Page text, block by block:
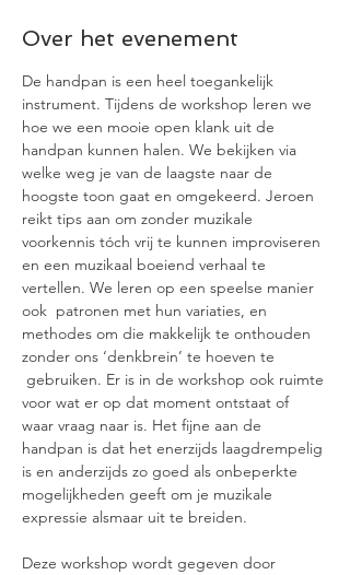
Over het evenement
De handpan is een heel toegankelijk
instrument. Tijdens de workshop leren we
hoe we een mooie open klank uit de
handpan kunnen halen. We bekijken via
welke weg je van de laagste naar de
hoogste toon gaat en omgekeerd. Jeroen
reikt tips aan om zonder muzikale
voorkennis tóch vrij te kunnen improviseren
en een muzikaal boeiend verhaal te
vertellen. We leren op een speelse manier
ook  patronen met hun variaties, en
methodes om die makkelijk te onthouden
zonder ons ‘denkbrein’ te hoeven te
gebruiken. Er is in de workshop ook ruimte
voor wat er op dat moment ontstaat of
waar vraag naar is. Het fijne aan de
handpan is dat het enerzijds laagdrempelig
is en anderzijds zo goed als onbeperkte
mogelijkheden geeft om je muzikale
expressie alsmaar uit te breiden.
Deze workshop wordt gegeven door